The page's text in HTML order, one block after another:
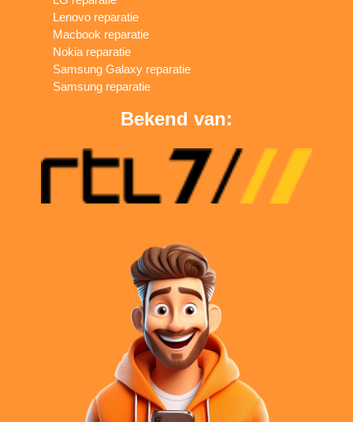
Lenovo reparatie
Macbook reparatie
Nokia reparatie
Samsung Galaxy reparatie
Samsung reparatie
Bekend van: